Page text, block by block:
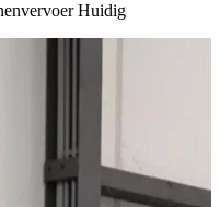
Huidig